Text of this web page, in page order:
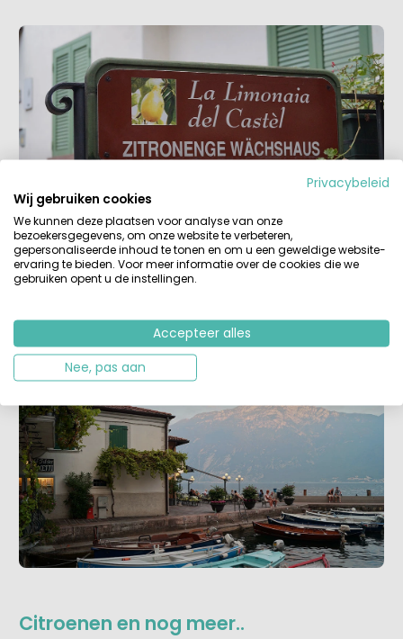
Het liefste haventje aan het
Gardameer
maar gerust haventje. Wat ons betreft is het oude
haventje in Limone het liefste haventje ooit.
Citroenen en nog meer..
Privacybeleid
Wij gebruiken cookies
We kunnen deze plaatsen voor analyse van onze
bezoekersgegevens, om onze website te verbeteren,
gepersonaliseerde inhoud te tonen en om u een geweldige website-
ervaring te bieden. Voor meer informatie over de cookies die we
gebruiken opent u de instellingen.
Accepteer alles
Nee, pas aan